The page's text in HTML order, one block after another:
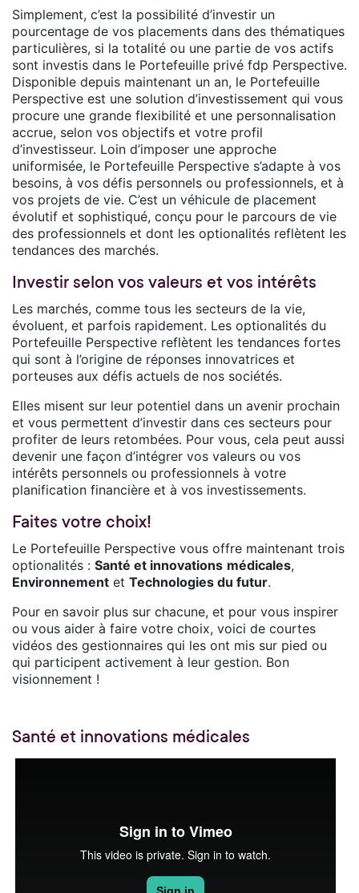
Simplement, c’est la possibilité d’investir un
pourcentage de vos placements dans des thématiques
particulières, si la totalité ou une partie de vos actifs
sont investis dans le Portefeuille privé fdp Perspective.
Disponible depuis maintenant un an, le Portefeuille
Perspective est une solution d’investissement qui vous
procure une grande flexibilité et une personnalisation
accrue, selon vos objectifs et votre profil
d’investisseur. Loin d’imposer une approche
uniformisée, le Portefeuille Perspective s’adapte à vos
besoins, à vos défis personnels ou professionnels, et à
vos projets de vie. C’est un véhicule de placement
évolutif et sophistiqué, conçu pour le parcours de vie
des professionnels et dont les optionalités reflètent les
tendances des marchés.
Investir selon vos valeurs et vos intérêts
Les marchés, comme tous les secteurs de la vie,
évoluent, et parfois rapidement. Les optionalités du
Portefeuille Perspective reflètent les tendances fortes
qui sont à l’origine de réponses innovatrices et
porteuses aux défis actuels de nos sociétés.
Elles misent sur leur potentiel dans un avenir prochain
et vous permettent d’investir dans ces secteurs pour
profiter de leurs retombées. Pour vous, cela peut aussi
devenir une façon d’intégrer vos valeurs ou vos
intérêts personnels ou professionnels à votre
planification financière et à vos investissements.
Faites votre choix!
Le Portefeuille Perspective vous offre maintenant trois
optionalités : Santé et innovations médicales,
Environnement et Technologies du futur.
Pour en savoir plus sur chacune, et pour vous inspirer
ou vous aider à faire votre choix, voici de courtes
vidéos des gestionnaires qui les ont mis sur pied ou
qui participent activement à leur gestion. Bon
visionnement !
Santé et innovations médicales